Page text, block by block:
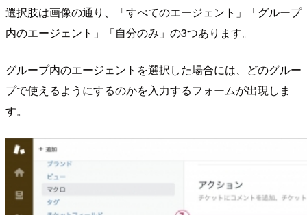
選択肢は画像の通り、「すべてのエージェント」「グループ
内のエージェント」「自分のみ」の3つあります。
グループ内のエージェントを選択した場合には、どのグルー
プで使えるようにするのかを入力するフォームが出現しま
す。